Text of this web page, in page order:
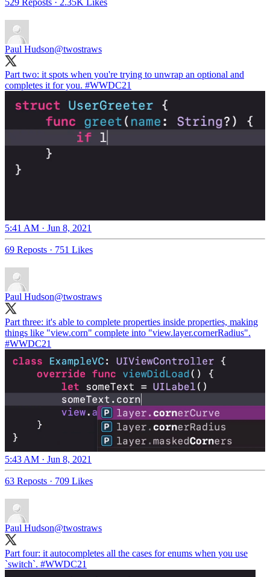
Paul Hudson@twostraws
Part two: it spots when you're trying to unwrap an optional and
completes it for you. #WWDC21
5:41 AM · Jun 8, 2021
69 Reposts · 751 Likes
Paul Hudson@twostraws
Part three: it's able to complete properties inside properties, making
things like "view.corn" complete into "view.layer.cornerRadius".
#WWDC21
5:43 AM · Jun 8, 2021
63 Reposts · 709 Likes
Paul Hudson@twostraws
Part four: it autocompletes all the cases for enums when you use
`switch`. #WWDC21